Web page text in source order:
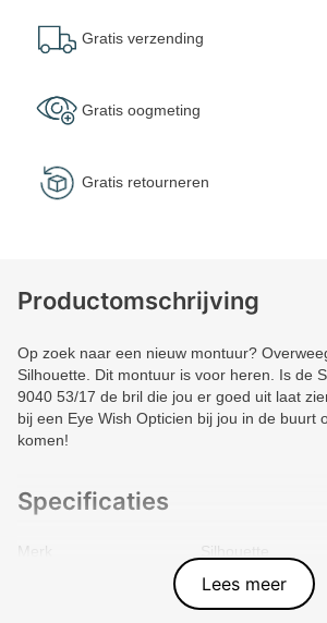
Gratis verzending
Gratis oogmeting
Gratis retourneren
Productomschrijving
Op zoek naar een nieuw montuur?
Silhouette. Dit montuur is voor heren. Is de
9040 53/17 de bril die jou er goed uit laat
bij een Eye Wish Opticien bij jou in de buurt
komen!
Specificaties
Merk
Silhouette
Zwart
Metal
Lees meer